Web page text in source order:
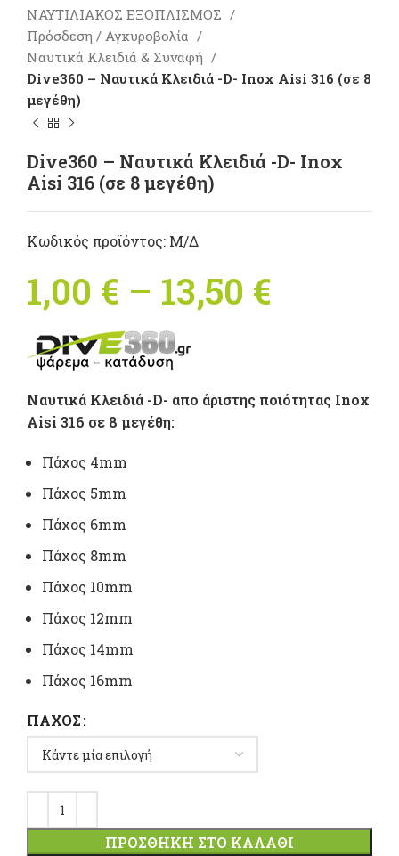
ΝΑΥΤΙΛΙΑΚΟΣ ΕΞΟΠΛΙΣΜΟΣ
Πρόσδεση / Αγκυροβολία
Ναυτικά Κλειδιά & Συναφή
Dive360 – Ναυτικά Κλειδιά -D- Inox Aisi 316 (σε 8
μεγέθη)
Dive360 – Ναυτικά Κλειδιά -D- Inox
Aisi 316 (σε 8 μεγέθη)
Κωδικός προϊόντος: Μ/Δ
1,00 € – 13,50 €
Ναυτικά Κλειδιά -D- απο άριστης ποιότητας Inox
Aisi 316 σε 8 μεγέθη:
Πάχος 4mm
Πάχος 5mm
Πάχος 6mm
Πάχος 8mm
Πάχος 10mm
Πάχος 12mm
Πάχος 14mm
Πάχος 16mm
ΠΆΧΟΣ
ΠΡΟΣΘΉΚΗ ΣΤΟ ΚΑΛΆΘΙ